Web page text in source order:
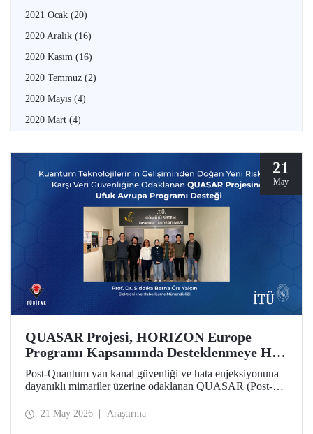
2021 Ocak (20)
2020 Aralık (16)
2020 Kasım (16)
2020 Temmuz (2)
2020 Mayıs (4)
2020 Mart (4)
21
May
QUASAR Projesi, HORIZON Europe
Programı Kapsamında Desteklenmeye Hak
Kazandı
Post-Quantum yan kanal güvenliği ve hata enjeksiyonuna
dayanıklı mimariler üzerine odaklanan QUASAR (Post-
Architectures for RISC V Platforms) projesi, HORIZON
21 May 2026 Araştırma